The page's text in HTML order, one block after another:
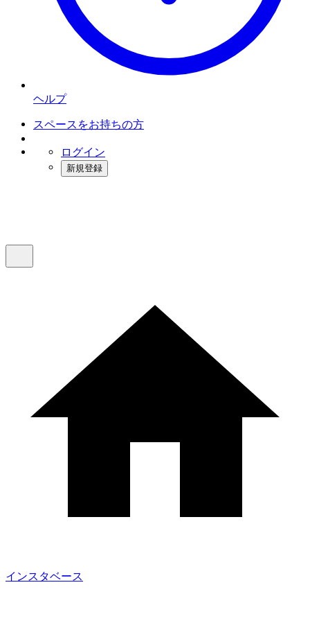
ヘルプ
スペースをお持ちの方
ログイン
新規登録
インスタベース